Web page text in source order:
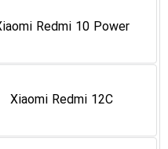
Redmi 10 Power
Xiaomi Redmi 12C